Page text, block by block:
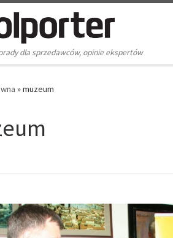
dla sprzedawców, opinie ekspertów
»muzeum